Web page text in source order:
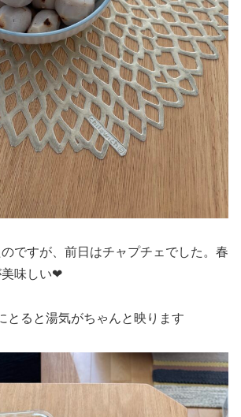
ですが、前日はチャプチェでした。春
美味しい❤
とると湯気がちゃんと映ります